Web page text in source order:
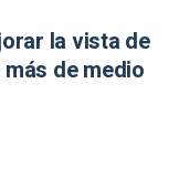
la vista de
de medio